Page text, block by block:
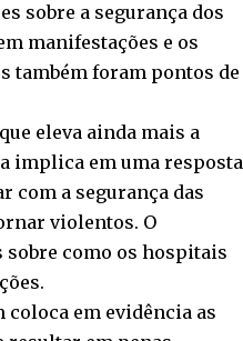
sobre a segurança dos
manifestações e os
também foram pontos de
eleva ainda mais a
implica em uma resposta
com a segurança das
violentos. O
sobre como os hospitais
coloca em evidência as